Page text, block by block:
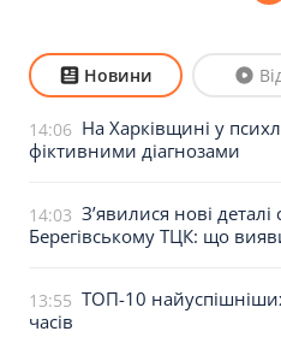
Новини
14:06 На Харківщині у
фіктивними діагнозами
14:03 З’явилися нові
Берегівському ТЦК: що
13:55 ТОП-10
часів